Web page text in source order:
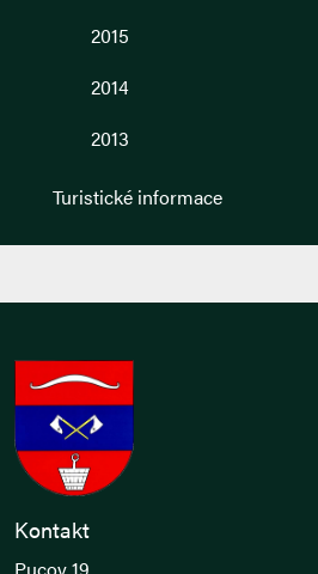
2015
2014
2013
Turistické informace
Kontakt